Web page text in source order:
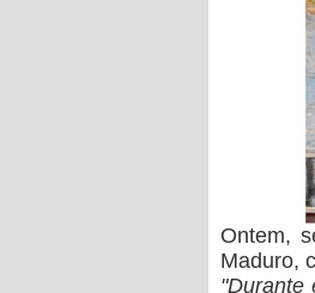
Ontem,
Maduro,
"Durante